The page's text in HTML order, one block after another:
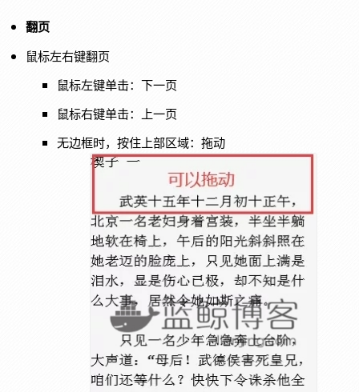
翻页
鼠标左右键翻页
鼠标左键单击：下一页
鼠标右键单击：上一页
无边框时，按住上部区域：拖动